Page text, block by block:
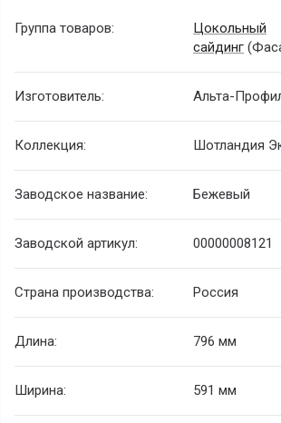
Группа товаров:
Цокольный
сайдинг
Изготовитель: Альта-
Коллекция: Шотландия
Заводское название: Бежевый
Заводской артикул: 00000008121
Страна производства: Россия
Длина: 796 мм
Ширина: 591 мм